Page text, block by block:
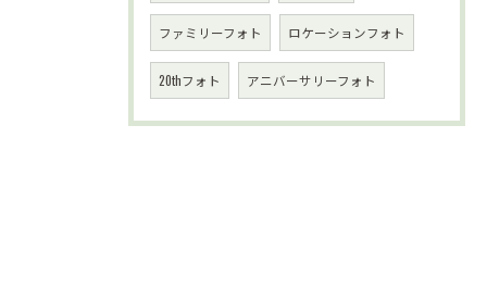
ファミリーフォト ロケーションフォト
20thフォト アニバーサリーフォト